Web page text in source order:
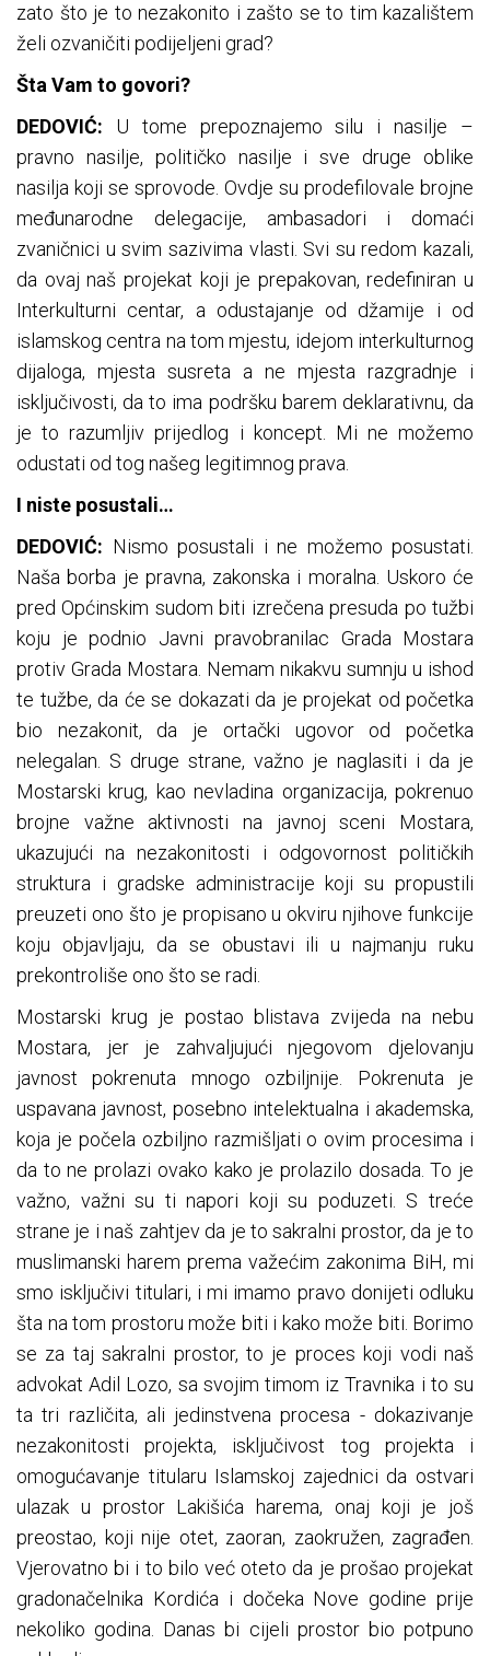
zato što je to nezakonito i zašto se to tim kazalištem
želi ozvaničiti podijeljeni grad?
Šta Vam to govori?
DEDOVIĆ: U tome prepoznajemo silu i nasilje –
pravno nasilje, političko nasilje i sve druge oblike
nasilja koji se sprovode. Ovdje su prodefilovale brojne
međunarodne delegacije, ambasadori i domaći
zvaničnici u svim sazivima vlasti. Svi su redom kazali,
da ovaj naš projekat koji je prepakovan, redefiniran u
Interkulturni centar, a odustajanje od džamije i od
islamskog centra na tom mjestu, idejom interkulturnog
dijaloga, mjesta susreta a ne mjesta razgradnje i
isključivosti, da to ima podršku barem deklarativnu, da
je to razumljiv prijedlog i koncept. Mi ne možemo
odustati od tog našeg legitimnog prava.
I niste posustali…
DEDOVIĆ: Nismo posustali i ne možemo posustati.
Naša borba je pravna, zakonska i moralna. Uskoro će
pred Općinskim sudom biti izrečena presuda po tužbi
koju je podnio Javni pravobranilac Grada Mostara
protiv Grada Mostara. Nemam nikakvu sumnju u ishod
te tužbe, da će se dokazati da je projekat od početka
bio nezakonit, da je ortački ugovor od početka
nelegalan. S druge strane, važno je naglasiti i da je
Mostarski krug, kao nevladina organizacija, pokrenuo
brojne važne aktivnosti na javnoj sceni Mostara,
ukazujući na nezakonitosti i odgovornost političkih
struktura i gradske administracije koji su propustili
preuzeti ono što je propisano u okviru njihove funkcije
koju objavljaju, da se obustavi ili u najmanju ruku
prekontroliše ono što se radi.
Mostarski krug je postao blistava zvijeda na nebu
Mostara, jer je zahvaljujući njegovom djelovanju
javnost pokrenuta mnogo ozbiljnije. Pokrenuta je
uspavana javnost, posebno intelektualna i akademska,
koja je počela ozbiljno razmišljati o ovim procesima i
da to ne prolazi ovako kako je prolazilo dosada. To je
važno, važni su ti napori koji su poduzeti. S treće
strane je i naš zahtjev da je to sakralni prostor, da je to
muslimanski harem prema važećim zakonima BiH, mi
smo isključivi titulari, i mi imamo pravo donijeti odluku
šta na tom prostoru može biti i kako može biti. Borimo
se za taj sakralni prostor, to je proces koji vodi naš
advokat Adil Lozo, sa svojim timom iz Travnika i to su
ta tri različita, ali jedinstvena procesa - dokazivanje
nezakonitosti projekta, isključivost tog projekta i
omogućavanje titularu Islamskoj zajednici da ostvari
ulazak u prostor Lakišića harema, onaj koji je još
preostao, koji nije otet, zaoran, zaokružen, zagrađen.
Vjerovatno bi i to bilo već oteto da je prošao projekat
gradonačelnika Kordića i dočeka Nove godine prije
nekoliko godina. Danas bi cijeli prostor bio potpuno